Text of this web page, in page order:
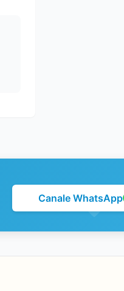
Canale WhatsApp